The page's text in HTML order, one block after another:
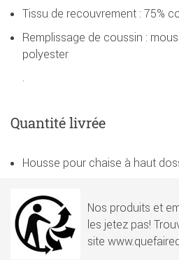
Tissu de recouvrement : 75%
Remplissage de coussin :
polyester
.
Quantité livrée
Housse pour chaise à haut
Nos produits et
les jetez pas!
site